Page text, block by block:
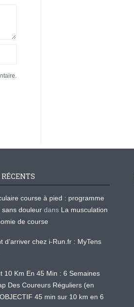
course à pied : programme
douleur dans La musculation
de course
d’arriver chez i-Run.fr : MyTens
10 Km En 45 Min : 6 Semaines
Des Coureurs Réguliers (en
OBJECTIF 45 min sur 10 km en 6